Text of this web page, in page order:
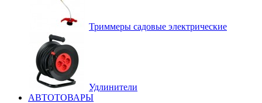
Триммеры садовые электрические
Удлинители
АВТОТОВАРЫ